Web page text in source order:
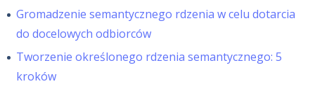
Gromadzenie semantycznego rdzenia w celu dotarcia
do docelowych odbiorców
Tworzenie określonego rdzenia semantycznego: 5
kroków